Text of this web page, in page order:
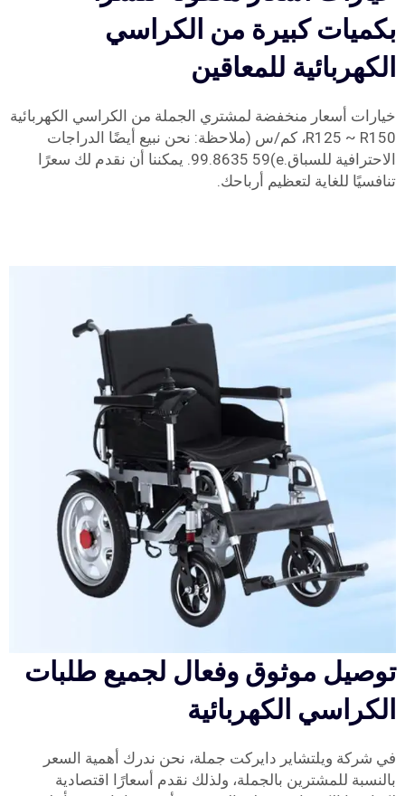
بكميات كبيرة من الكراسي
الكهربائية للمعاقين
خيارات أسعار منخفضة لمشتري الجملة من الكراسي الكهربائية
R125 ~ R150، كم/س (ملاحظة: نحن نبيع أيضًا الدراجات
الاحترافية للسباق.e)99.8635 59. يمكننا أن نقدم لك سعرًا
تنافسيًا للغاية لتعظيم أرباحك.
توصيل موثوق وفعال لجميع طلبات
الكراسي الكهربائية
في شركة ويلتشاير دايركت جملة، نحن ندرك أهمية السعر
بالنسبة للمشترين بالجملة، ولذلك نقدم أسعارًا اقتصادية